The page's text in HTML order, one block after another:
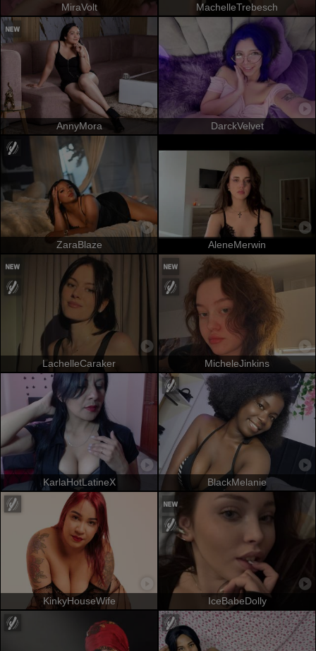
MiraVolt MachelleTrebesch
AnnyMora DarckVelvet
ZaraBlaze AleneMerwin
LachelleCaraker MicheleJinkins
KarlaHotLatineX BlackMelanie
KinkyHouseWife IceBabeDolly